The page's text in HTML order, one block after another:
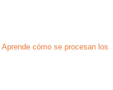
Aprende cómo se procesan los